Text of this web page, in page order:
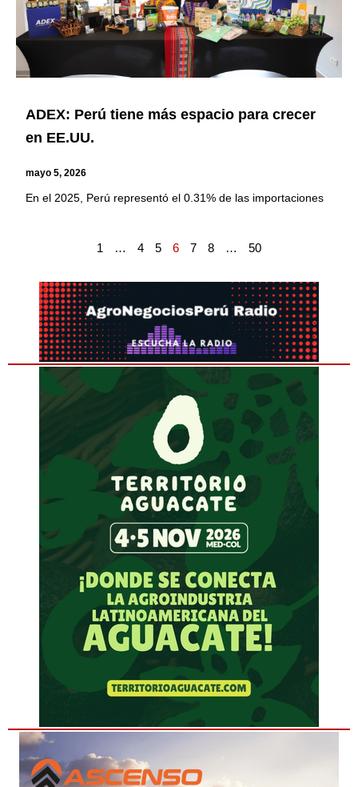
ADEX: Perú tiene más espacio para crecer
en EE.UU.
mayo 5, 2026
En el 2025, Perú representó el 0.31% de las importaciones
1 … 4 5 6 7 8 … 50